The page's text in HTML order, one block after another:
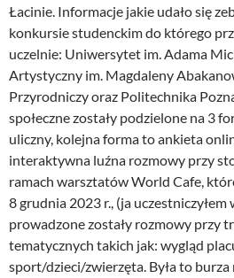
Łacinie. Informacje jakie udało się
konkursie studenckim do którego
uczelnie: Uniwersytet im. Adama
Artystyczny im. Magdaleny
Przyrodniczy oraz Politechnika
społeczne zostały podzielone na 3
uliczny, kolejna forma to ankieta
interaktywna luźna rozmowy przy
ramach warsztatów World Cafe,
8 grudnia 2023 r., (ja
prowadzone zostały rozmowy przy
tematycznych takich jak: wygląd
sport/dzieci/zwierzęta. Była to burza